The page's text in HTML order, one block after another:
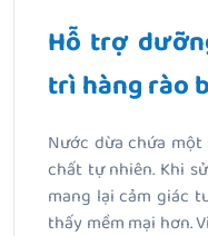
Hỗ trợ
trì hàng rào
Nước dừa chứa
chất tự nhiên. Khi
mang lại cảm giác
thấy mềm mại hơn.